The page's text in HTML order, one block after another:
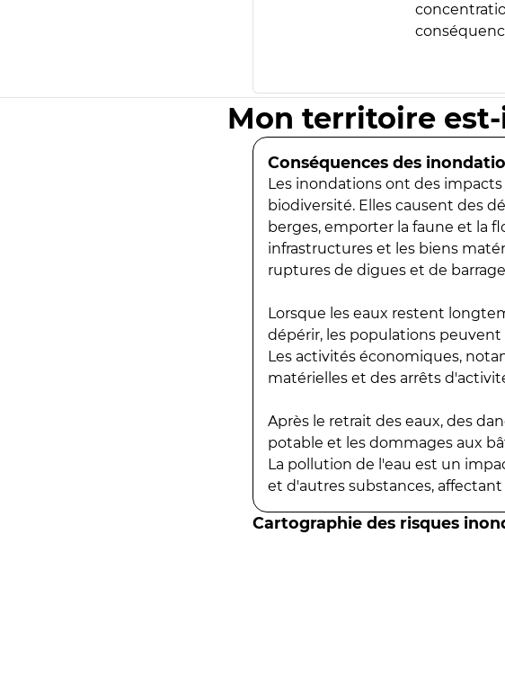
Mon territoire
Conséquences des
Les inondations ont des
biodiversité. Elles causent des
berges, emporter la faune et la
infrastructures et les biens
ruptures de digues et de
Lorsque les eaux restent
dépérir, les populations
Les activités économiques,
matérielles et des arrêts
Après le retrait des eaux, des
potable et les dommages aux
La pollution de l'eau est un
et d'autres substances, affectant
Cartographie des risques